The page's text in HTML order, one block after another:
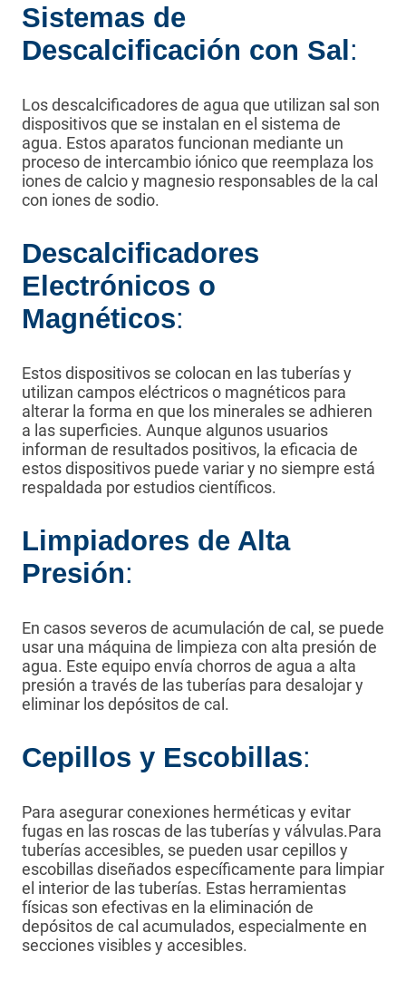
Sistemas de
Descalcificación con Sal:
Los descalcificadores de agua que utilizan sal son
dispositivos que se instalan en el sistema de
agua. Estos aparatos funcionan mediante un
proceso de intercambio iónico que reemplaza los
iones de calcio y magnesio responsables de la cal
con iones de sodio.
Descalcificadores
Electrónicos o
Magnéticos:
Estos dispositivos se colocan en las tuberías y
utilizan campos eléctricos o magnéticos para
alterar la forma en que los minerales se adhieren
a las superficies. Aunque algunos usuarios
informan de resultados positivos, la eficacia de
estos dispositivos puede variar y no siempre está
respaldada por estudios científicos.
Limpiadores de Alta
Presión:
En casos severos de acumulación de cal, se puede
usar una máquina de limpieza con alta presión de
agua. Este equipo envía chorros de agua a alta
presión a través de las tuberías para desalojar y
eliminar los depósitos de cal.
Cepillos y Escobillas:
Para asegurar conexiones herméticas y evitar
fugas en las roscas de las tuberías y válvulas.Para
tuberías accesibles, se pueden usar cepillos y
escobillas diseñados específicamente para limpiar
el interior de las tuberías. Estas herramientas
físicas son efectivas en la eliminación de
depósitos de cal acumulados, especialmente en
secciones visibles y accesibles.